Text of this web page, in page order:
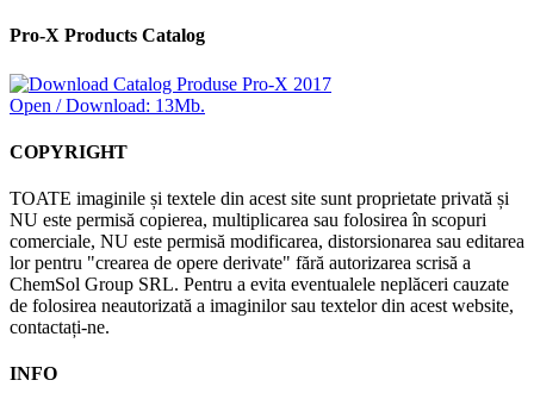
Pro-X Products Catalog
Open / Download: 13Mb.
COPYRIGHT
TOATE imaginile și textele din acest site sunt proprietate privată și
NU este permisă copierea, multiplicarea sau folosirea în scopuri
comerciale, NU este permisă modificarea, distorsionarea sau editarea
lor pentru "crearea de opere derivate" fără autorizarea scrisă a
ChemSol Group SRL. Pentru a evita eventualele neplăceri cauzate
de folosirea neautorizată a imaginilor sau textelor din acest website,
contactați-ne.
INFO